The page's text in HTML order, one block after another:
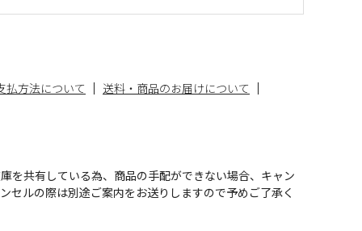
払方法について
送料・商品のお届けについて
を共有している為、商品の手配ができない場合、キャン
セルの際は別途ご案内をお送りしますので予めご了承く